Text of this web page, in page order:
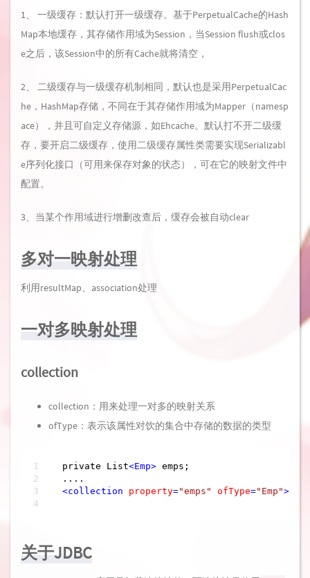
1、 一级缓存：默认打开一级缓存。基于PerpetualCache的Hash
Map本地缓存，其存储作用域为Session，当Session flush或clos
e之后，该Session中的所有Cache就将清空，
2、 二级缓存与一级缓存机制相同，默认也是采用PerpetualCac
he，HashMap存储，不同在于其存储作用域为Mapper（namesp
ace），并且可自定义存储源，如Ehcache。默认打不开二级缓
存，要开启二级缓存，使用二级缓存属性类需要实现Serializabl
e序列化接口（可用来保存对象的状态），可在它的映射文件中
配置。
3、当某个作用域进行增删改查后，缓存会被自动clear
多对一映射处理
利用resultMap、association处理
一对多映射处理
collection
collection：用来处理一对多的映射关系
ofType：表示该属性对饮的集合中存储的数据的类型
private List<Emp> emps;
....
<collection property="emps" ofType="Emp">
关于JDBC